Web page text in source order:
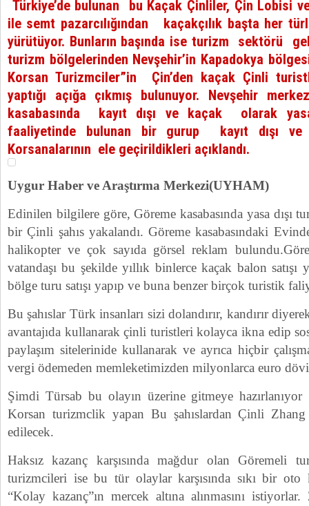
Türkiye’de bulunan bu Kaçak Çinliler, Çin Lobisi
ile semt pazarcılığından kaçakçılık başta her
yürütüyor. Bunların başında ise turizm sektörü
turizm bölgelerinden Nevşehir’in Kapadokya
Korsan Turizmci‏ler”in Çin’den kaçak Çinli turistler getirirek vurgunlar
yaptığı açığa çıkmış bulunuyor. Nevşehir
kasabasında kayıt dışı ve kaçak olarak
faaliyetinde bulunan bir gurup kayıt dışı
Korsanalarının ele geçirildikleri açıklandı.
Uygur Haber ve Araştırma Merkezi(UYHAM)
Edinilen bilgilere göre, Göreme kasabasında yasa dışı
bir Çinli şahıs yakalandı. Göreme kasabasındaki
halikopter ve çok sayıda görsel reklam
vatandaşı bu şekilde yıllık binlerce kaçak balon satışı
bölge turu satışı yapıp ve buna benzer birçok turistik
Bu şahıslar Türk insanları sizi dolandırır, kandırır
avantajıda kullanarak çinli turistleri kolayca ikna edip
paylaşım sitelerinide kullanarak ve ayrıca hiçbir
vergi ödemeden memleketimizden milyonlarca euro
Şimdi Türsab bu olayın üzerine gitmeye
Korsan turizmclik yapan Bu şahıslardan Çinli Zhang
edilecek.
Haksız kazanç karşısında mağdur olan Göremeli
turizmcileri ise bu tür olaylar karşısında sıkı bir oto
“Kolay kazanç”ın mercek altına alınmasını